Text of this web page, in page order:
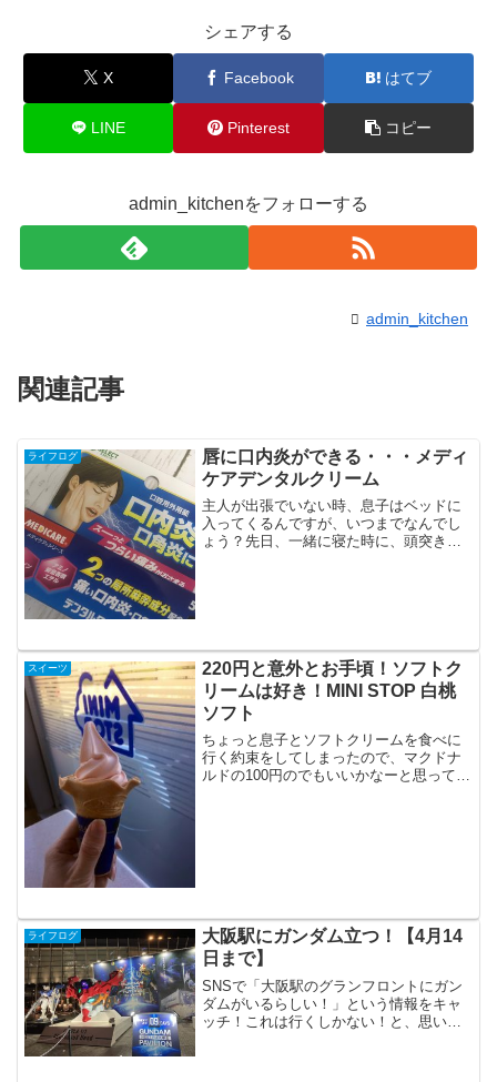
シェアする
X Facebook はてブ
LINE Pinterest コピー
admin_kitchenをフォローする
admin_kitchen
関連記事
ライフログ
唇に口内炎ができる・・・メディ
ケアデンタルクリーム
主人が出張でいない時、息子はベッドに
入ってくるんですが、いつまでなんでし
ょう？先日、一緒に寝た時に、頭突きさ
スイーツ
220円と意外とお手頃！ソフトク
リームは好き！MINI STOP 白桃
ソフト
ちょっと息子とソフトクリームを食べに
行く約束をしてしまったので、マクドナ
ルドの100円のでもいいかなーと思ってい
ライフログ
大阪駅にガンダム立つ！【4月14
日まで】
SNSで「大阪駅のグランフロントにガン
ダムがいるらしい！」という情報をキャ
ッチ！これは行くしかない！と、思い立